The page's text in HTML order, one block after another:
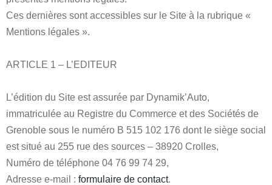
Ces dernières sont accessibles sur le Site à la rubrique «
Mentions légales ».
ARTICLE 1 – L’EDITEUR
L’édition du Site est assurée par Dynamik’Auto,
immatriculée au Registre du Commerce et des Sociétés de
Grenoble sous le numéro B 515 102 176 dont le siège social
est situé au 255 rue des sources – 38920 Crolles,
Numéro de téléphone 04 76 99 74 29,
Adresse e-mail : formulaire de contact.